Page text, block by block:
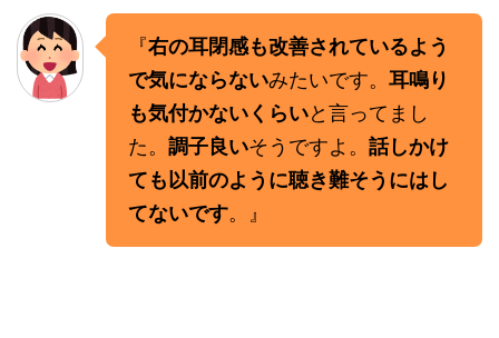
『右の耳閉感も改善されているよう
で気にならないみたいです。 耳鳴り
も気付かないくらいと言ってまし
た。 調子良いそうですよ。 話しかけ
ても以前のように聴き難そうにはし
てないです。』